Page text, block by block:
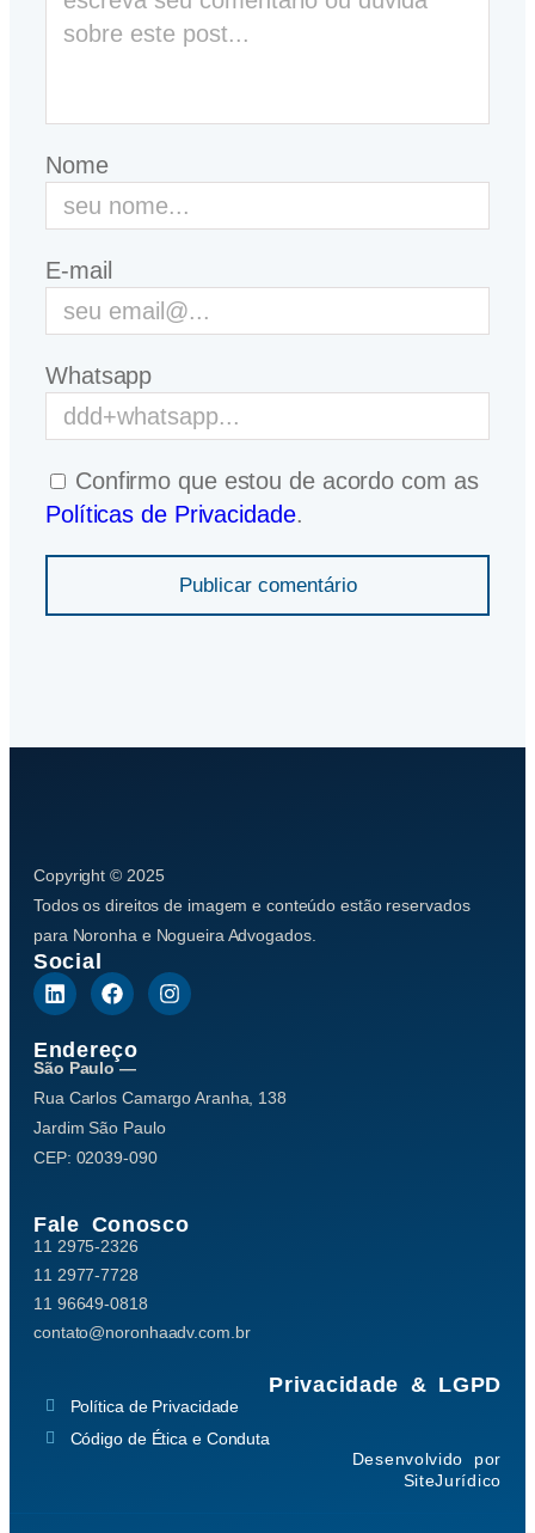
Nome
E-mail
Whatsapp
Confirmo que estou de acordo com as
Políticas de Privacidade.
Publicar comentário
Copyright © 2025
Todos os direitos de imagem e conteúdo estão reservados
para Noronha e Nogueira Advogados.
Social
Endereço
São Paulo —
Rua Carlos Camargo Aranha, 138
Jardim São Paulo
CEP: 02039-090
Fale Conosco
11 2975-2326
11 2977-7728
11 96649-0818
contato@noronhaadv.com.br
Privacidade & LGPD
Política de Privacidade
Código de Ética e Conduta
Desenvolvido por
SiteJurídico